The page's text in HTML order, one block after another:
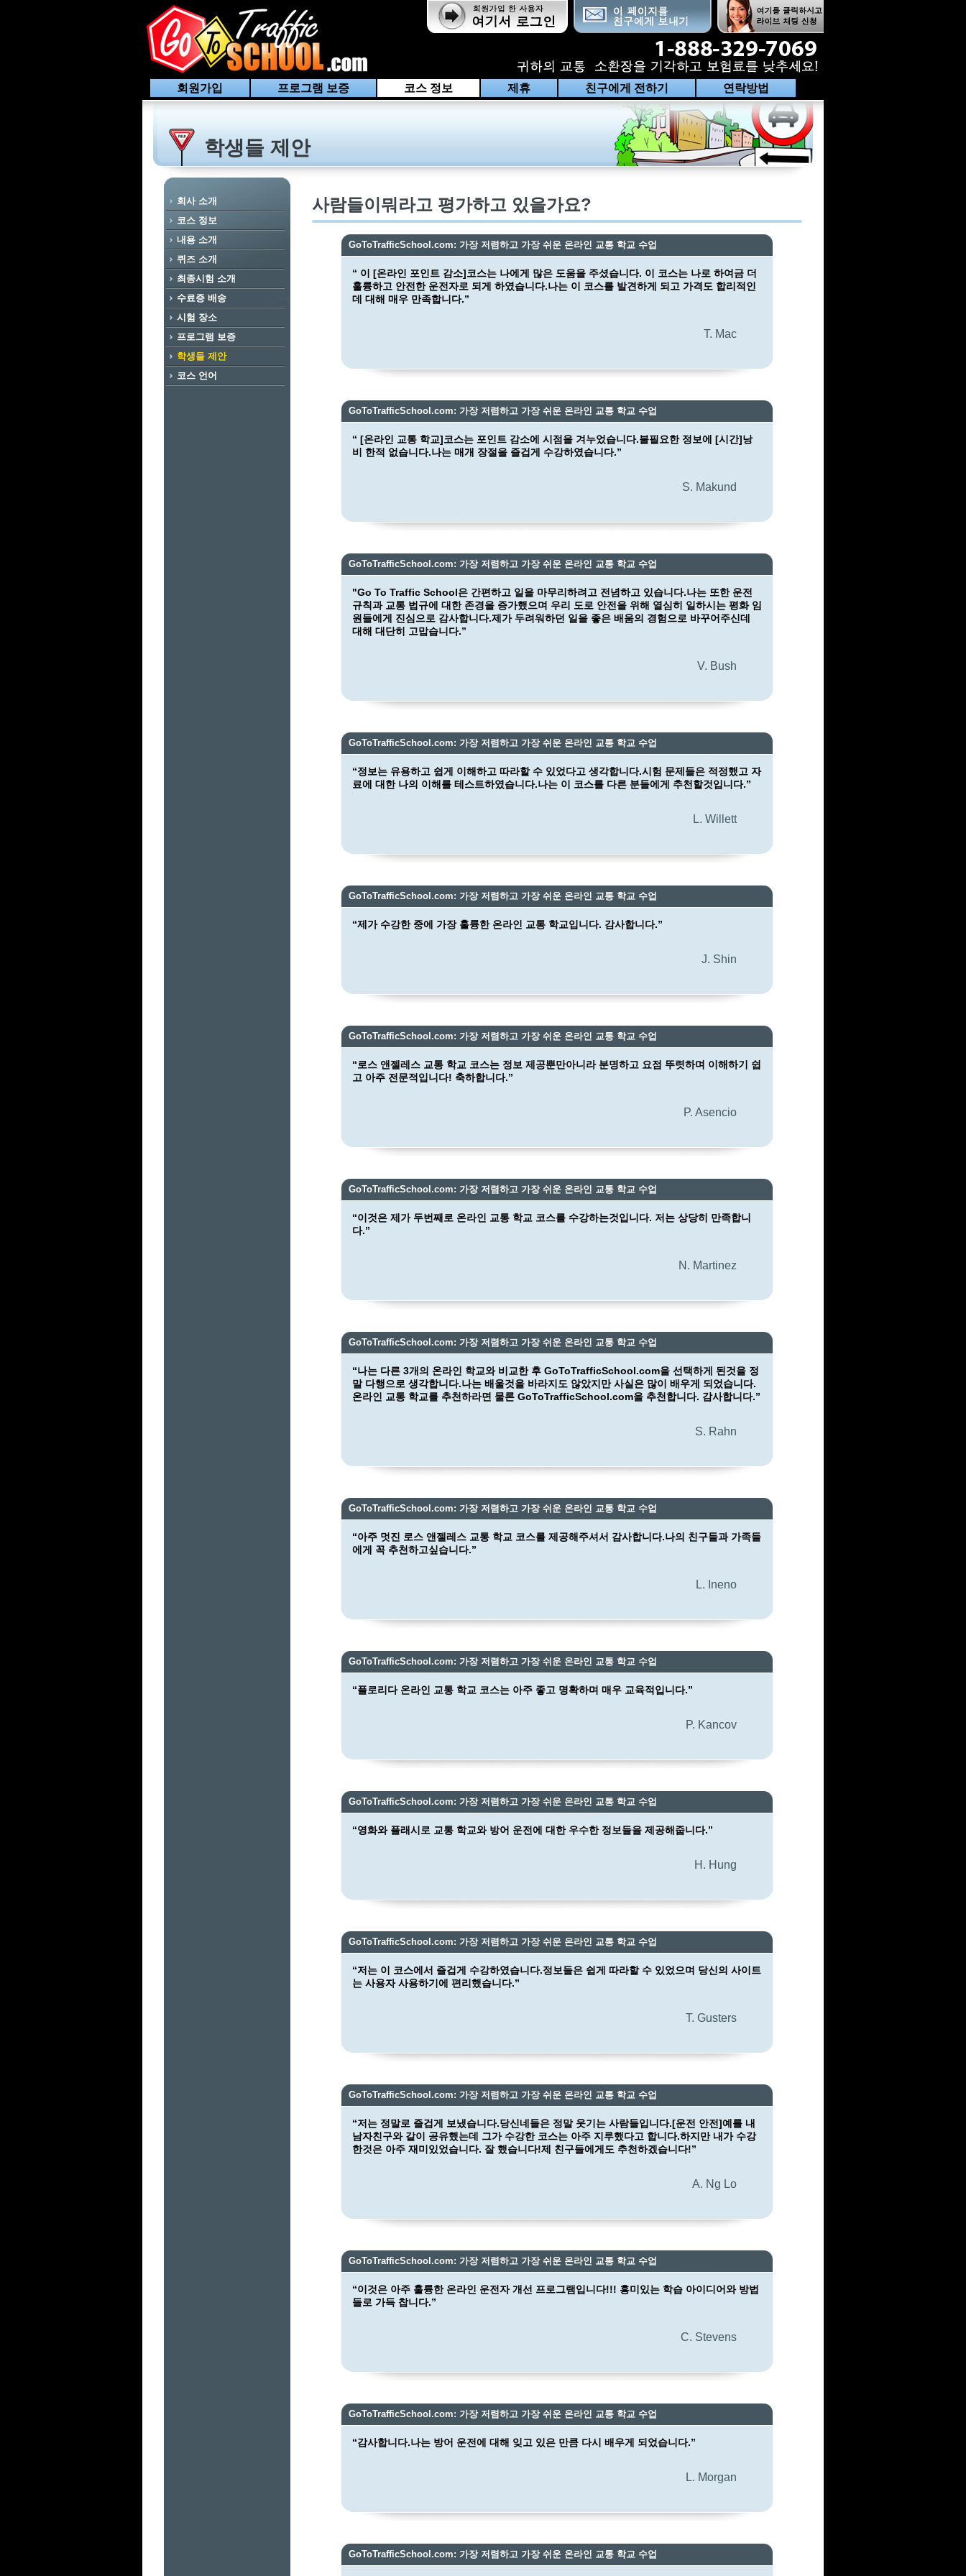
회원가입 프로그램 보증 코스 정보 제휴 친구에게 전하기 연락방법
학생들 제안
회사 소개
코스 정보
내용 소개
퀴즈 소개
최종시험 소개
수료증 배송
시험 장소
프로그램 보증
학생들 제안
코스 언어
사람들이뭐라고 평가하고 있을가요?
GoToTrafficSchool.com: 가장 저렴하고 가장 쉬운 온라인 교통 학교 수업
“ 이 [온라인 포인트 감소]코스는 나에게 많은 도움을 주셨습니다. 이 코스는 나로 하여금 더
훌륭하고 안전한 운전자로 되게 하였습니다.나는 이 코스를 발견하게 되고 가격도 합리적인
데 대해 매우 만족합니다.”
T. Mac
GoToTrafficSchool.com: 가장 저렴하고 가장 쉬운 온라인 교통 학교 수업
“ [온라인 교통 학교]코스는 포인트 감소에 시점을 겨누었습니다.불필요한 정보에 [시간]낭
비 한적 없습니다.나는 매개 장절을 즐겁게 수강하였습니다.”
S. Makund
GoToTrafficSchool.com: 가장 저렴하고 가장 쉬운 온라인 교통 학교 수업
"Go To Traffic School은 간편하고 일을 마무리하려고 전념하고 있습니다.나는 또한 운전
규칙과 교통 법규에 대한 존경을 증가했으며 우리 도로 안전을 위해 열심히 일하시는 평화 임
원들에게 진심으로 감사합니다.제가 두려워하던 일을 좋은 배움의 경험으로 바꾸어주신데
대해 대단히 고맙습니다.”
V. Bush
GoToTrafficSchool.com: 가장 저렴하고 가장 쉬운 온라인 교통 학교 수업
“정보는 유용하고 쉽게 이해하고 따라할 수 있었다고 생각합니다.시험 문제들은 적정했고 자
료에 대한 나의 이해를 테스트하였습니다.나는 이 코스를 다른 분들에게 추천할것입니다.”
L. Willett
GoToTrafficSchool.com: 가장 저렴하고 가장 쉬운 온라인 교통 학교 수업
“제가 수강한 중에 가장 훌륭한 온라인 교통 학교입니다. 감사합니다.”
J. Shin
GoToTrafficSchool.com: 가장 저렴하고 가장 쉬운 온라인 교통 학교 수업
“로스 앤젤레스 교통 학교 코스는 정보 제공뿐만아니라 분명하고 요점 뚜렷하며 이해하기 쉽
고 아주 전문적입니다! 축하합니다.”
P. Asencio
GoToTrafficSchool.com: 가장 저렴하고 가장 쉬운 온라인 교통 학교 수업
“이것은 제가 두번째로 온라인 교통 학교 코스를 수강하는것입니다. 저는 상당히 만족합니
다.”
N. Martinez
GoToTrafficSchool.com: 가장 저렴하고 가장 쉬운 온라인 교통 학교 수업
“나는 다른 3개의 온라인 학교와 비교한 후 GoToTrafficSchool.com을 선택하게 된것을 정
말 다행으로 생각합니다.나는 배울것을 바라지도 않았지만 사실은 많이 배우게 되었습니다.
온라인 교통 학교를 추천하라면 물론 GoToTrafficSchool.com을 추천합니다. 감사합니다.”
S. Rahn
GoToTrafficSchool.com: 가장 저렴하고 가장 쉬운 온라인 교통 학교 수업
“아주 멋진 로스 앤젤레스 교통 학교 코스를 제공해주셔서 감사합니다.나의 친구들과 가족들
에게 꼭 추천하고싶습니다.”
L. Ineno
GoToTrafficSchool.com: 가장 저렴하고 가장 쉬운 온라인 교통 학교 수업
“플로리다 온라인 교통 학교 코스는 아주 좋고 명확하며 매우 교육적입니다.”
P. Kancov
GoToTrafficSchool.com: 가장 저렴하고 가장 쉬운 온라인 교통 학교 수업
“영화와 플래시로 교통 학교와 방어 운전에 대한 우수한 정보들을 제공해줍니다.”
H. Hung
GoToTrafficSchool.com: 가장 저렴하고 가장 쉬운 온라인 교통 학교 수업
“저는 이 코스에서 즐겁게 수강하였습니다.정보들은 쉽게 따라할 수 있었으며 당신의 사이트
는 사용자 사용하기에 편리했습니다.”
T. Gusters
GoToTrafficSchool.com: 가장 저렴하고 가장 쉬운 온라인 교통 학교 수업
“저는 정말로 즐겁게 보냈습니다.당신네들은 정말 웃기는 사람들입니다.[운전 안전]예를 내
남자친구와 같이 공유했는데 그가 수강한 코스는 아주 지루했다고 합니다.하지만 내가 수강
한것은 아주 재미있었습니다. 잘 했습니다!제 친구들에게도 추천하겠습니다!”
A. Ng Lo
GoToTrafficSchool.com: 가장 저렴하고 가장 쉬운 온라인 교통 학교 수업
“이것은 아주 훌륭한 온라인 운전자 개선 프로그램입니다!!! 흥미있는 학습 아이디어와 방법
들로 가득 찹니다.”
C. Stevens
GoToTrafficSchool.com: 가장 저렴하고 가장 쉬운 온라인 교통 학교 수업
“감사합니다.나는 방어 운전에 대해 잊고 있은 만큼 다시 배우게 되었습니다.”
L. Morgan
GoToTrafficSchool.com: 가장 저렴하고 가장 쉬운 온라인 교통 학교 수업